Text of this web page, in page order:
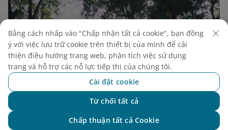
Bằng cách nhấp vào "Chấp nhận tất cả cookie", bạn đồng
ý với việc lưu trữ cookie trên thiết bị của mình để cải
thiện điều hướng trang web, phân tích việc sử dụng
trang và hỗ trợ các nỗ lực tiếp thị của chúng tôi.
Cài đặt cookie
Từ chối tất cả
Chấp thuận tất cả Cookie